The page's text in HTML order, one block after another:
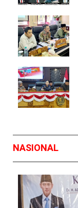
NASIONAL